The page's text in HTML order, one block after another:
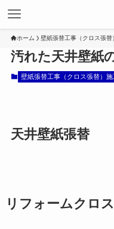
ホーム 壁紙張替工事（クロス張替
汚れた天井壁紙
壁紙張替工事（クロス張替）施
天井壁紙張替
リフォームクロ